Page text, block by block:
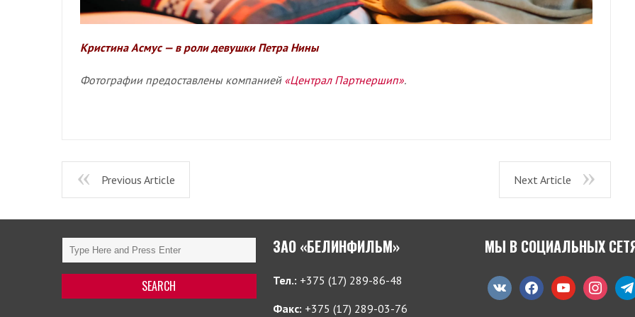
Кристина Асмус — в роли девушки Петра Нины
Фотографии предоставлены компанией «Централ Партнершип».
Previous Article Next Article
ЗАО «БЕЛИНФИЛЬМ»
Тел.: +375 (17) 289-86-48
Факс: +375 (17) 289-03-76
МЫ В СОЦИАЛЬНЫХ
vkontaktefacebookyoutube instagram